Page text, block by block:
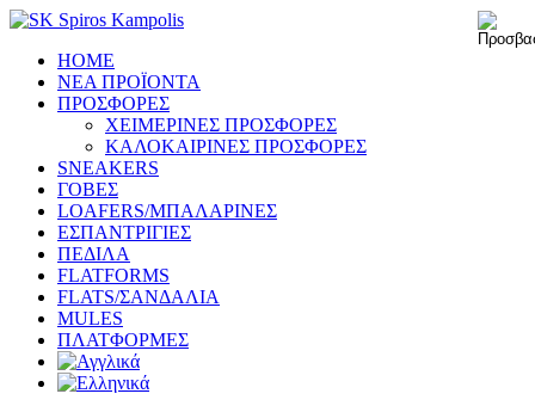
HOME
ΝΕΑ ΠΡΟΪΟΝΤΑ
ΠΡΟΣΦΟΡΕΣ
ΧΕΙΜΕΡΙΝΕΣ ΠΡΟΣΦΟΡΕΣ
ΚΑΛΟΚΑΙΡΙΝΕΣ ΠΡΟΣΦΟΡΕΣ
SNEAKERS
ΓΟΒΕΣ
LOAFERS/ΜΠΑΛΑΡΙΝΕΣ
ΕΣΠΑΝΤΡΙΓΙΕΣ
ΠΕΔΙΛΑ
FLATFORMS
FLATS/ΣΑΝΔΑΛΙΑ
MULES
ΠΛΑΤΦΟΡΜΕΣ